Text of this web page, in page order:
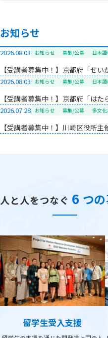
お知らせ
2026.08.03 お知らせ 募集/公募 日本
【受講者募集中！】京都府「せい
2026.08.03 お知らせ 募集/公募 日本
【受講者募集中！】京都府「は
2026.07.28 お知らせ 募集/公募 多文
【受講者募集中！】川崎区役所
人と人をつなぐ 6 つ
留学生受入支援